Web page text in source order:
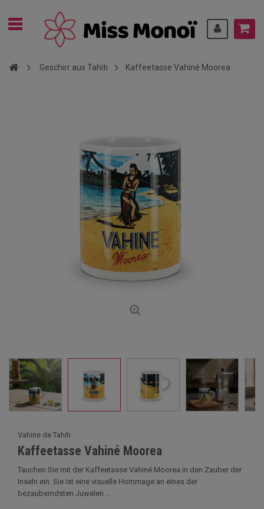
Geschirr aus Tahiti Kaffeetasse Vahiné Moorea
Vahine de Tahiti
Kaffeetasse Vahiné Moorea
Tauchen Sie mit der Kaffeetasse Vahiné Moorea in den Zauber der
Inseln ein. Sie ist eine visuelle Hommage an eines der
bezauberndsten Juwelen ...